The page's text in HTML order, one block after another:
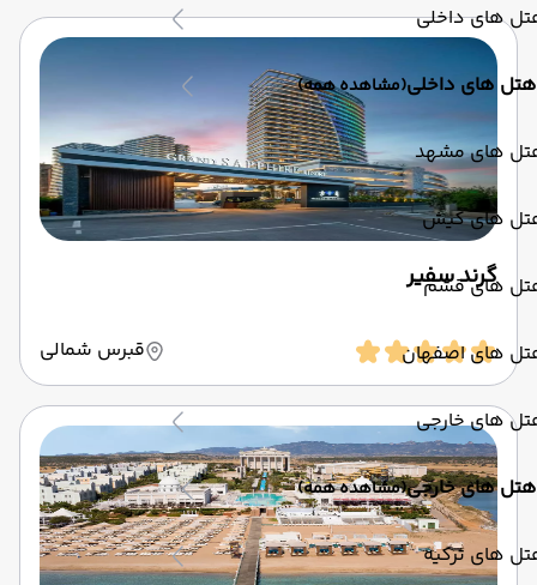
های داخلی
هتل های داخلی(مشاهده همه)
های مشهد
های کیش
های قشم
های اصفهان
های خارجی
هتل های خارجی(مشاهده همه)
های ترکیه
گرند سفیر
قبرس شمالی